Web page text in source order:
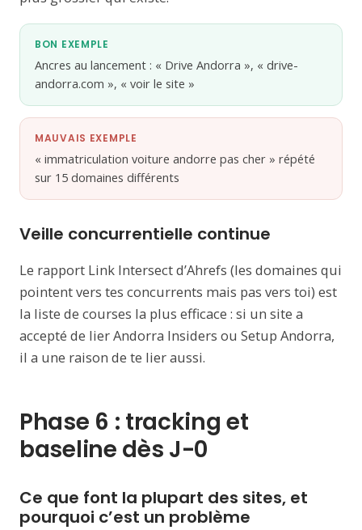
BON EXEMPLE
Ancres au lancement : « Drive Andorra », « drive-
andorra.com », « voir le site »
MAUVAIS EXEMPLE
« immatriculation voiture andorre pas cher » répété
sur 15 domaines différents
Veille concurrentielle continue
Le rapport Link Intersect d’Ahrefs (les domaines qui
pointent vers tes concurrents mais pas vers toi) est
la liste de courses la plus efficace : si un site a
accepté de lier Andorra Insiders ou Setup Andorra,
il a une raison de te lier aussi.
Phase 6 : tracking et
baseline dès J-0
Ce que font la plupart des sites, et
pourquoi c’est un problème